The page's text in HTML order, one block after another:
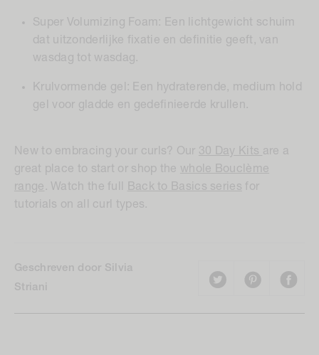
Super Volumizing Foam: Een lichtgewicht schuim
dat uitzonderlijke fixatie en definitie geeft, van
wasdag tot wasdag.
Krulvormende gel: Een hydraterende, medium hold
gel voor gladde en gedefinieerde krullen.
New to embracing your curls? Our 30 Day Kits are a
great place to start or shop the whole Bouclème
range . Watch the full Back to Basics series for
tutorials on all curl types.
Geschreven door Silvia
Striani